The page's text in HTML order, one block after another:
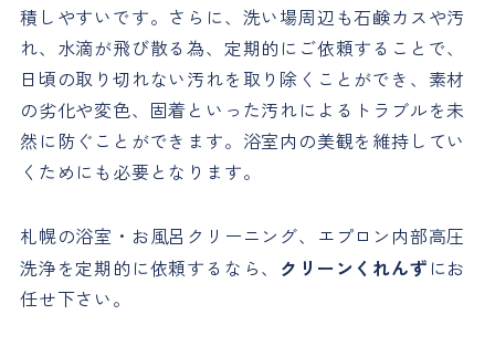
積しやすいです。さらに、洗い場周辺も石鹸カスや汚
れ、水滴が飛び散る為、定期的にご依頼することで、
日頃の取り切れない汚れを取り除くことができ、素材
の劣化や変色、固着といった汚れによるトラブルを未
然に防ぐことができます。浴室内の美観を維持してい
くためにも必要となります。
札幌の浴室・お風呂クリーニング、エプロン内部高圧
洗浄を定期的に依頼するなら、 クリーンくれんず にお
任せ下さい。